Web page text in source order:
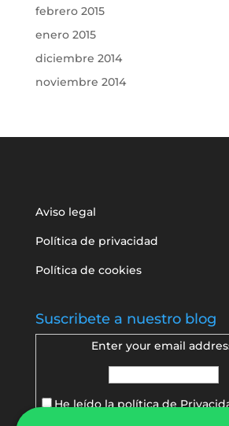
febrero 2015
enero 2015
diciembre 2014
noviembre 2014
Aviso legal
Política de privacidad
Política de cookies
Suscribete a nuestro blog
Enter your email
He leído la política de